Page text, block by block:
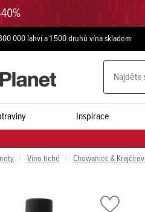
000 lahví a 1 500 druhů vína skladem
Inspirace
Víno tiché Chowaniec &